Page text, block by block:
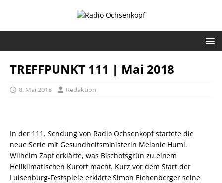
TREFFPUNKT 111 | Mai 2018
8. Mai 2018 Redaktion
In der 111. Sendung von Radio Ochsenkopf startete die
neue Serie mit Gesundheitsministerin Melanie Huml.
Wilhelm Zapf erklärte, was Bischofsgrün zu einem
Heilklimatischen Kurort macht. Kurz vor dem Start der
Luisenburg-Festspiele erklärte Simon Eichenberger seine